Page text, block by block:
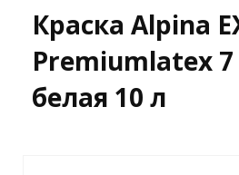
Краска Alpina
Premiumlatex 7
белая 10 л